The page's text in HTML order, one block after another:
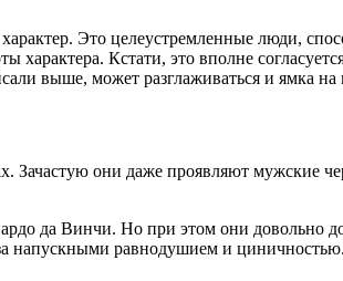
Это целеустремленные люди,
Кстати, это вполне
выше, может разглаживаться и ямка на
Зачастую они даже проявляют мужские
да Винчи. Но при этом они довольно
напускными равнодушием и циничностью.